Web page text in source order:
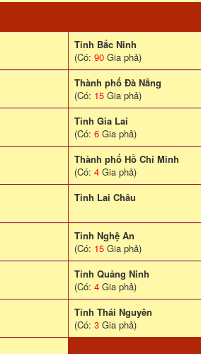
Tỉnh Bắc Ninh
(Có: 90 Gia phả)
Thành phố Đà Nẵng
(Có: 15 Gia phả)
Tỉnh Gia Lai
(Có: 6 Gia phả)
Thành phố Hồ Chí Minh
(Có: 4 Gia phả)
Tinh Lai Châu
Tỉnh Nghệ An
(Có: 15 Gia phả)
Tỉnh Quảng Ninh
(Có: 4 Gia phả)
Tỉnh Thái Nguyên
(Có: 3 Gia phả)